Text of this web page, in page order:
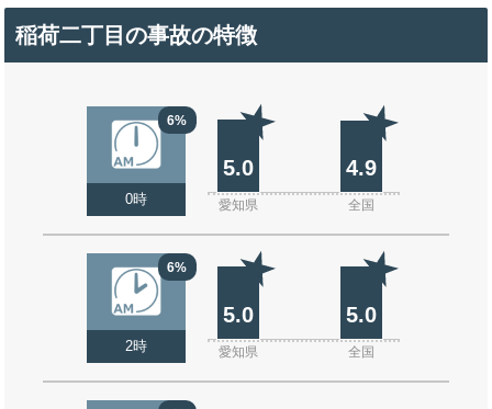
稲荷二丁目の事故の特徴
6%
0時
5.0 4.9
愛知県 全国
6%
2時
5.0 5.0
愛知県 全国